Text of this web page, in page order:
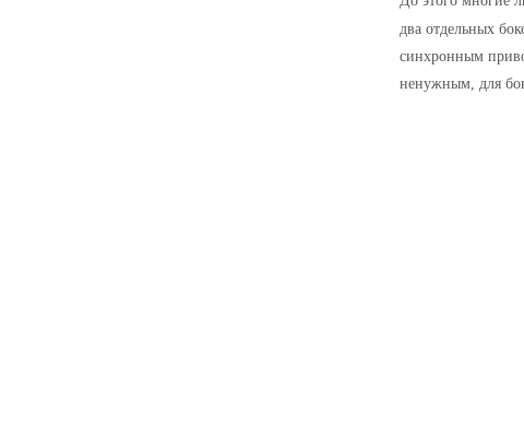
два отдельных
синхронным
ненужным, для